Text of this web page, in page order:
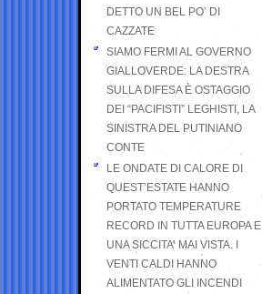
DETTO UN BEL PO’ DI
CAZZATE
SIAMO FERMI AL GOVERNO
GIALLOVERDE: LA DESTRA
SULLA DIFESA È OSTAGGIO
DEI “PACIFISTI” LEGHISTI, LA
SINISTRA DEL PUTINIANO
CONTE
LE ONDATE DI CALORE DI
QUEST’ESTATE HANNO
PORTATO TEMPERATURE
RECORD IN TUTTA EUROPA E
UNA SICCITA’ MAI VISTA. I
VENTI CALDI HANNO
ALIMENTATO GLI INCENDI